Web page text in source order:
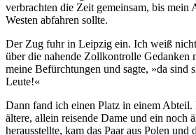
verbrachten die Zeit gemeinsam, bis mein
Westen abfahren sollte.
Der Zug fuhr in Leipzig ein. Ich weiß
über die nahende Zollkontrolle Gedanken
meine Befürchtungen und sagte, »da sind
Leute!«
Dann fand ich einen Platz in einem Abteil.
ältere, allein reisende Dame und ein noch
herausstellte, kam das Paar aus Polen